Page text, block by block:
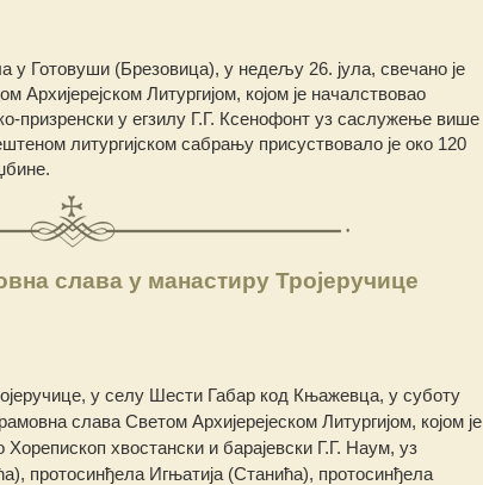
у Готовуши (Брезовица), у недељу 26. јула, свечано је
Литургијом, којом је началствовао
призренски у егзилу Г.Г. Ксенофонт уз саслужење више
литургијском сабрању присуствовало је око 120
слава у манастиру Тројеручице
у селу Шести Габар код Књажевца, у суботу
слава Светом Архијерејеском Литургијом, којом је
хвостански и барајевски Г.Г. Наум, уз
протосинђела Игњатија (Станића), протосинђела